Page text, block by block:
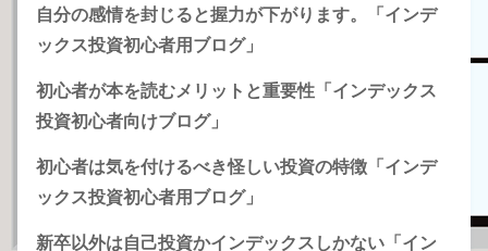
自分の感情を封じると握力が下がります。「インデ
ックス投資初心者用ブログ」
初心者が本を読むメリットと重要性「インデックス
投資初心者向けブログ」
初心者は気を付けるべき怪しい投資の特徴「インデ
ックス投資初心者用ブログ」
新卒以外は自己投資かインデックスしかない「イン